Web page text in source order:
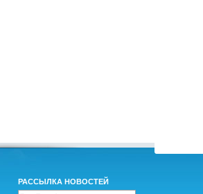
РАССЫЛКА НОВОСТЕЙ